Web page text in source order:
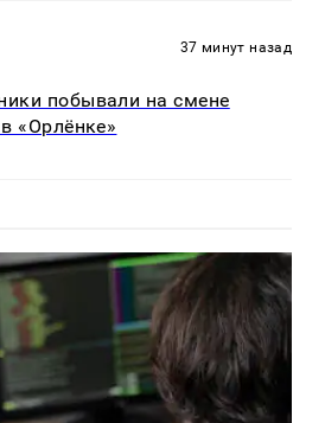
37 минут назад
побывали на смене
«Орлёнке»